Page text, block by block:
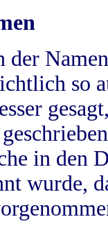
der
so
in
wurde,